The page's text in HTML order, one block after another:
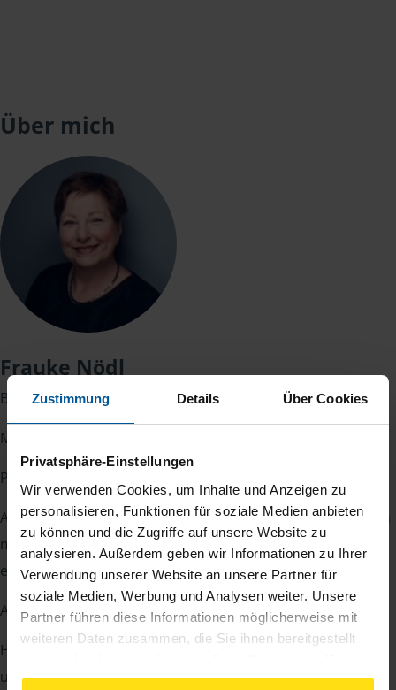
Zustimmung Details Über Cookies
Privatsphäre-Einstellungen
Wir verwenden Cookies, um Inhalte und Anzeigen zu
personalisieren, Funktionen für soziale Medien anbieten
zu können und die Zugriffe auf unsere Website zu
analysieren. Außerdem geben wir Informationen zu Ihrer
Verwendung unserer Website an unsere Partner für
soziale Medien, Werbung und Analysen weiter. Unsere
Partner führen diese Informationen möglicherweise mit
weiteren Daten zusammen, die Sie ihnen bereitgestellt
haben oder die sie im Rahmen Ihrer Nutzung der Dienste
gesammelt haben. Indem Sie auf Einverstanden klicken,
Über mich
Frauke Nödl
Beratungsstellenleiterin und Regionalleiterin
Mein Name ist Frauke Nödl.
Profitieren Sie von meiner Erfahrung.
Als Beratungsstellenleiterin (seit 1994), an zwei Standorten
mit zurzeit ca. 1000 Mitgliedern, unterstützt von zwei
erfahrenen und kompetenten Mitarbeitern.
Als Regionalbevollmächtigte seit 1998.
Hier unterstütze ich VLH-Beratungsstellenleiter beim Auf-
und Ausbau ihrer eigenen Beratungsstellen.